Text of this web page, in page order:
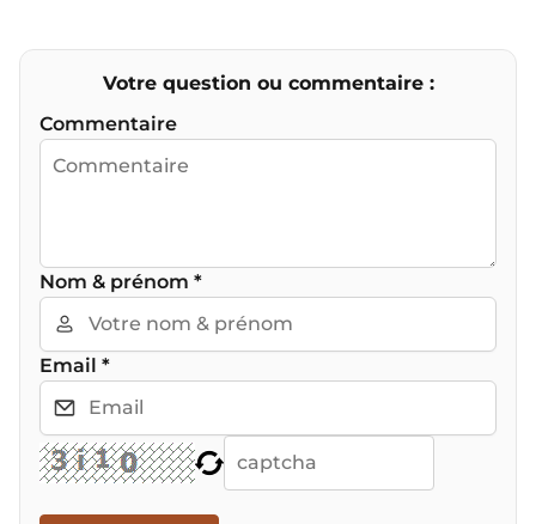
Votre question ou commentaire :
Commentaire
Nom & prénom *
Email *